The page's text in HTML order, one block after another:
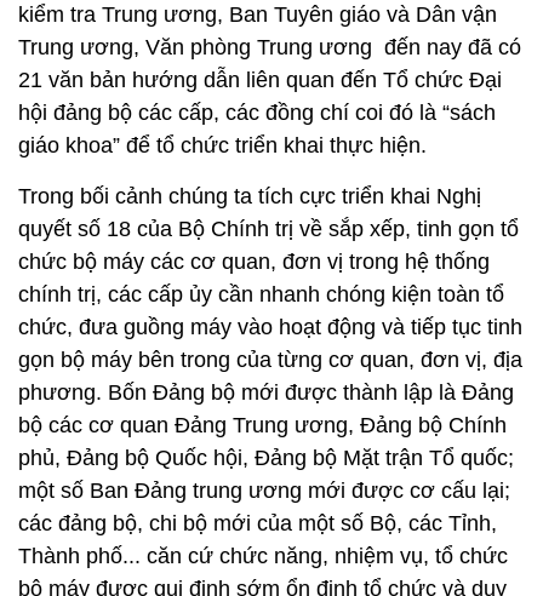
kiểm tra Trung ương, Ban Tuyên giáo và Dân vận
Trung ương, Văn phòng Trung ương đến nay đã có
21 văn bản hướng dẫn liên quan đến Tổ chức Đại
hội đảng bộ các cấp, các đồng chí coi đó là “sách
giáo khoa” để tổ chức triển khai thực hiện.
Trong bối cảnh chúng ta tích cực triển khai Nghị
quyết số 18 của Bộ Chính trị về sắp xếp, tinh gọn tổ
chức bộ máy các cơ quan, đơn vị trong hệ thống
chính trị, các cấp ủy cần nhanh chóng kiện toàn tổ
chức, đưa guồng máy vào hoạt động và tiếp tục tinh
gọn bộ máy bên trong của từng cơ quan, đơn vị, địa
phương. Bốn Đảng bộ mới được thành lập là Đảng
bộ các cơ quan Đảng Trung ương, Đảng bộ Chính
phủ, Đảng bộ Quốc hội, Đảng bộ Mặt trận Tổ quốc;
một số Ban Đảng trung ương mới được cơ cấu lại;
các đảng bộ, chi bộ mới của một số Bộ, các Tỉnh,
Thành phố... căn cứ chức năng, nhiệm vụ, tổ chức
bộ máy được qui định sớm ổn định tổ chức và duy